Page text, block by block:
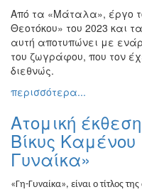
Παζάρι
Ειδών
Συνέδρια
Ημερίδες
-
Διημερίδες
Σεμινάρια-
Διαλέξεις-
Ομιλίες
Διάφορες
Εκθέσεις
Από τα «Μάταλα», έργο
Θεοτόκου» του 2023 και
αυτή αποτυπώνει με
του ζωγράφου, που τον
διεθνώς.
περισσότερα...
Ατομική
Βίκυς Καμένου
Γυναίκα»
«Γη-Γυναίκα», είναι ο τίτλος